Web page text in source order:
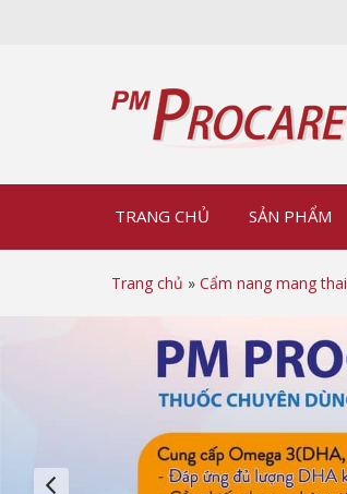
TRANG CHỦ SẢN PHẨM
Trang chủ » Cẩm nang mang thai